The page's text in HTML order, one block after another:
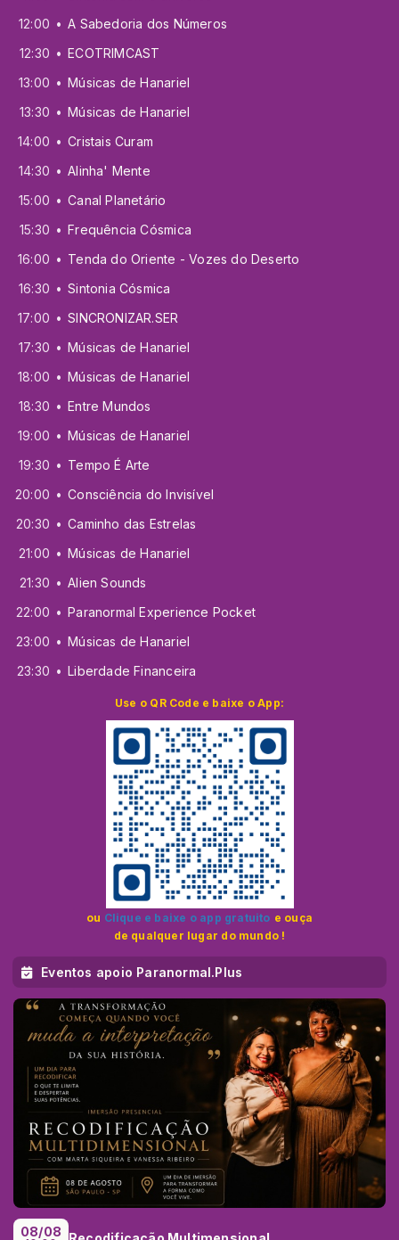
12:00
A Sabedoria dos Números
12:30
ECOTRIMCAST
13:00
Músicas de Hanariel
13:30
Músicas de Hanariel
14:00
Cristais Curam
14:30
Alinha' Mente
15:00
Canal Planetário
15:30
Frequência Cósmica
16:00
Tenda do Oriente - Vozes do Deserto
16:30
Sintonia Cósmica
17:00
SINCRONIZAR.SER
17:30
Músicas de Hanariel
18:00
Músicas de Hanariel
18:30
Entre Mundos
19:00
Músicas de Hanariel
19:30
Tempo É Arte
20:00
Consciência do Invisível
20:30
Caminho das Estrelas
21:00
Músicas de Hanariel
21:30
Alien Sounds
22:00
Paranormal Experience Pocket
23:00
Músicas de Hanariel
23:30
Liberdade Financeira
Use o QR Code e baixe o App:
ou Clique e baixe o app gratuito e ouça
de qualquer lugar do mundo !
Eventos apoio Paranormal.Plus
08/08